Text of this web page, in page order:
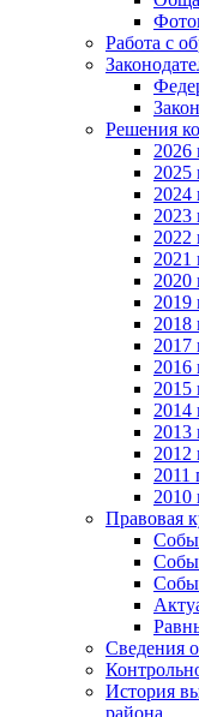
Работа с
Решения
2026
2025
2024
2023
2022
2021
2020
2019
2018
2017
2016
2015
2014
2013
2012
2011
2010
Правовая
Сведения
История
района